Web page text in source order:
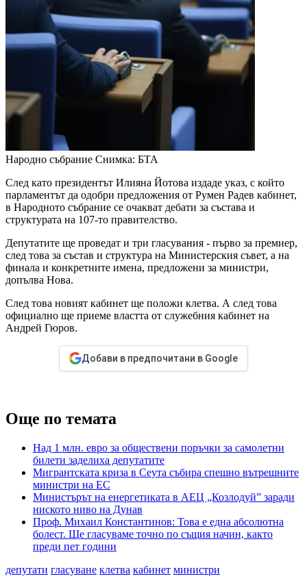
Народно събрание Снимка: БТА
След като президентът Илияна Йотова издаде указ, с който
парламентът да одобри предложения от Румен Радев кабинет,
в Народното събрание се очакват дебати за състава и
структурата на 107-то правителство.
Депутатите ще проведат и три гласувания - първо за премиер,
след това за състав и структура на Министерския съвет, а на
финала и конкретните имена, предложени за министри,
допълва Нова.
След това новият кабинет ще положи клетва. А след това
официално ще приеме властта от служебния кабинет на
Андрей Гюров.
Добави в предпочитани в Google
Още по темата
Над 1 млн. евро за обществени поръчки за самолетни
билети заделиха депутатите
Мигрантската криза в Сеута събира спешно вътрешните
министри на ЕС
Министърът на енергетиката в АЕЦ „Козлодуй” заради
ниското ниво на Дунав
Проф. Михаил Константинов: Това е една абсолютна
болест. Ще гласуваме точно по същия начин, както
преди пет години
депутати гласуване клетва кабинет министри